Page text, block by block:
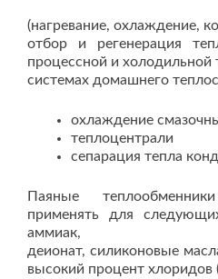
(нагревание, охлаждение,
отбор и регенерация
процессной и холодильной
системах домашнего
охлаждение
теплоцентрали
сепарация тепла
Паяные
применять для
аммиак,
деионат, силиконовые
высокий процент хлоридов